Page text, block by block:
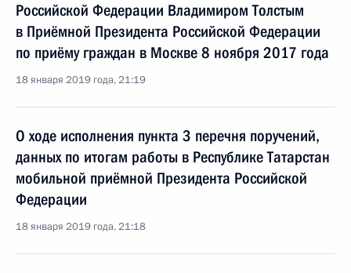
Российской Федерации Владимиром Толстым
в Приёмной Президента Российской Федерации
по приёму граждан в Москве 8 ноября 2017 года
18 января 2019 года, 21:19
О ходе исполнения пункта 3 перечня поручений,
данных по итогам работы в Республике Татарстан
мобильной приёмной Президента Российской
Федерации
18 января 2019 года, 21:18